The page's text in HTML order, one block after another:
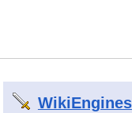
WikiEngines